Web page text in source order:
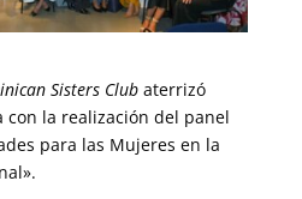
Sisters Club aterrizó
con la realización del panel
para las Mujeres en la